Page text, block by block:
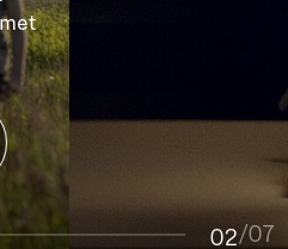
en een goede balans
01
02/07